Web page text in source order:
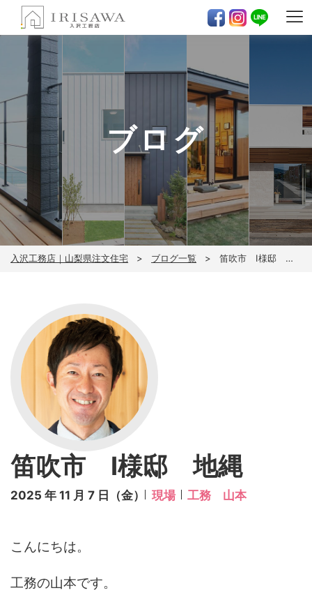
ブログ
入沢工務店｜山梨県注文住宅 ブログ一覧 笛吹市 I様邸 地縄
笛吹市 I様邸 地縄
2025 年 11 月 7 日（金） 現場 工務 山本
こんにちは。
工務の山本です。